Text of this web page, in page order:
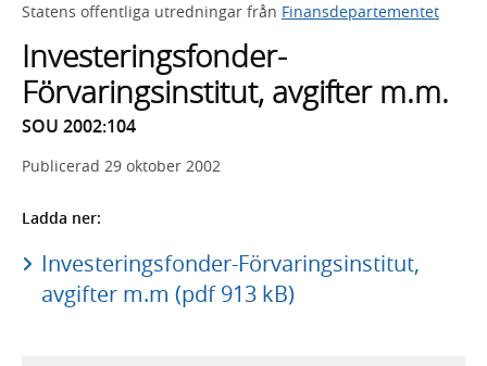
framträder
lista
med
sökförslag
Statens offentliga utredningar från Finansdepartementet
Investeringsfonder-
Förvaringsinstitut, avgifter m.m.
SOU 2002:104
Publicerad 29 oktober 2002
Ladda ner:
Investeringsfonder-Förvaringsinstitut,
avgifter m.m (pdf 913 kB)